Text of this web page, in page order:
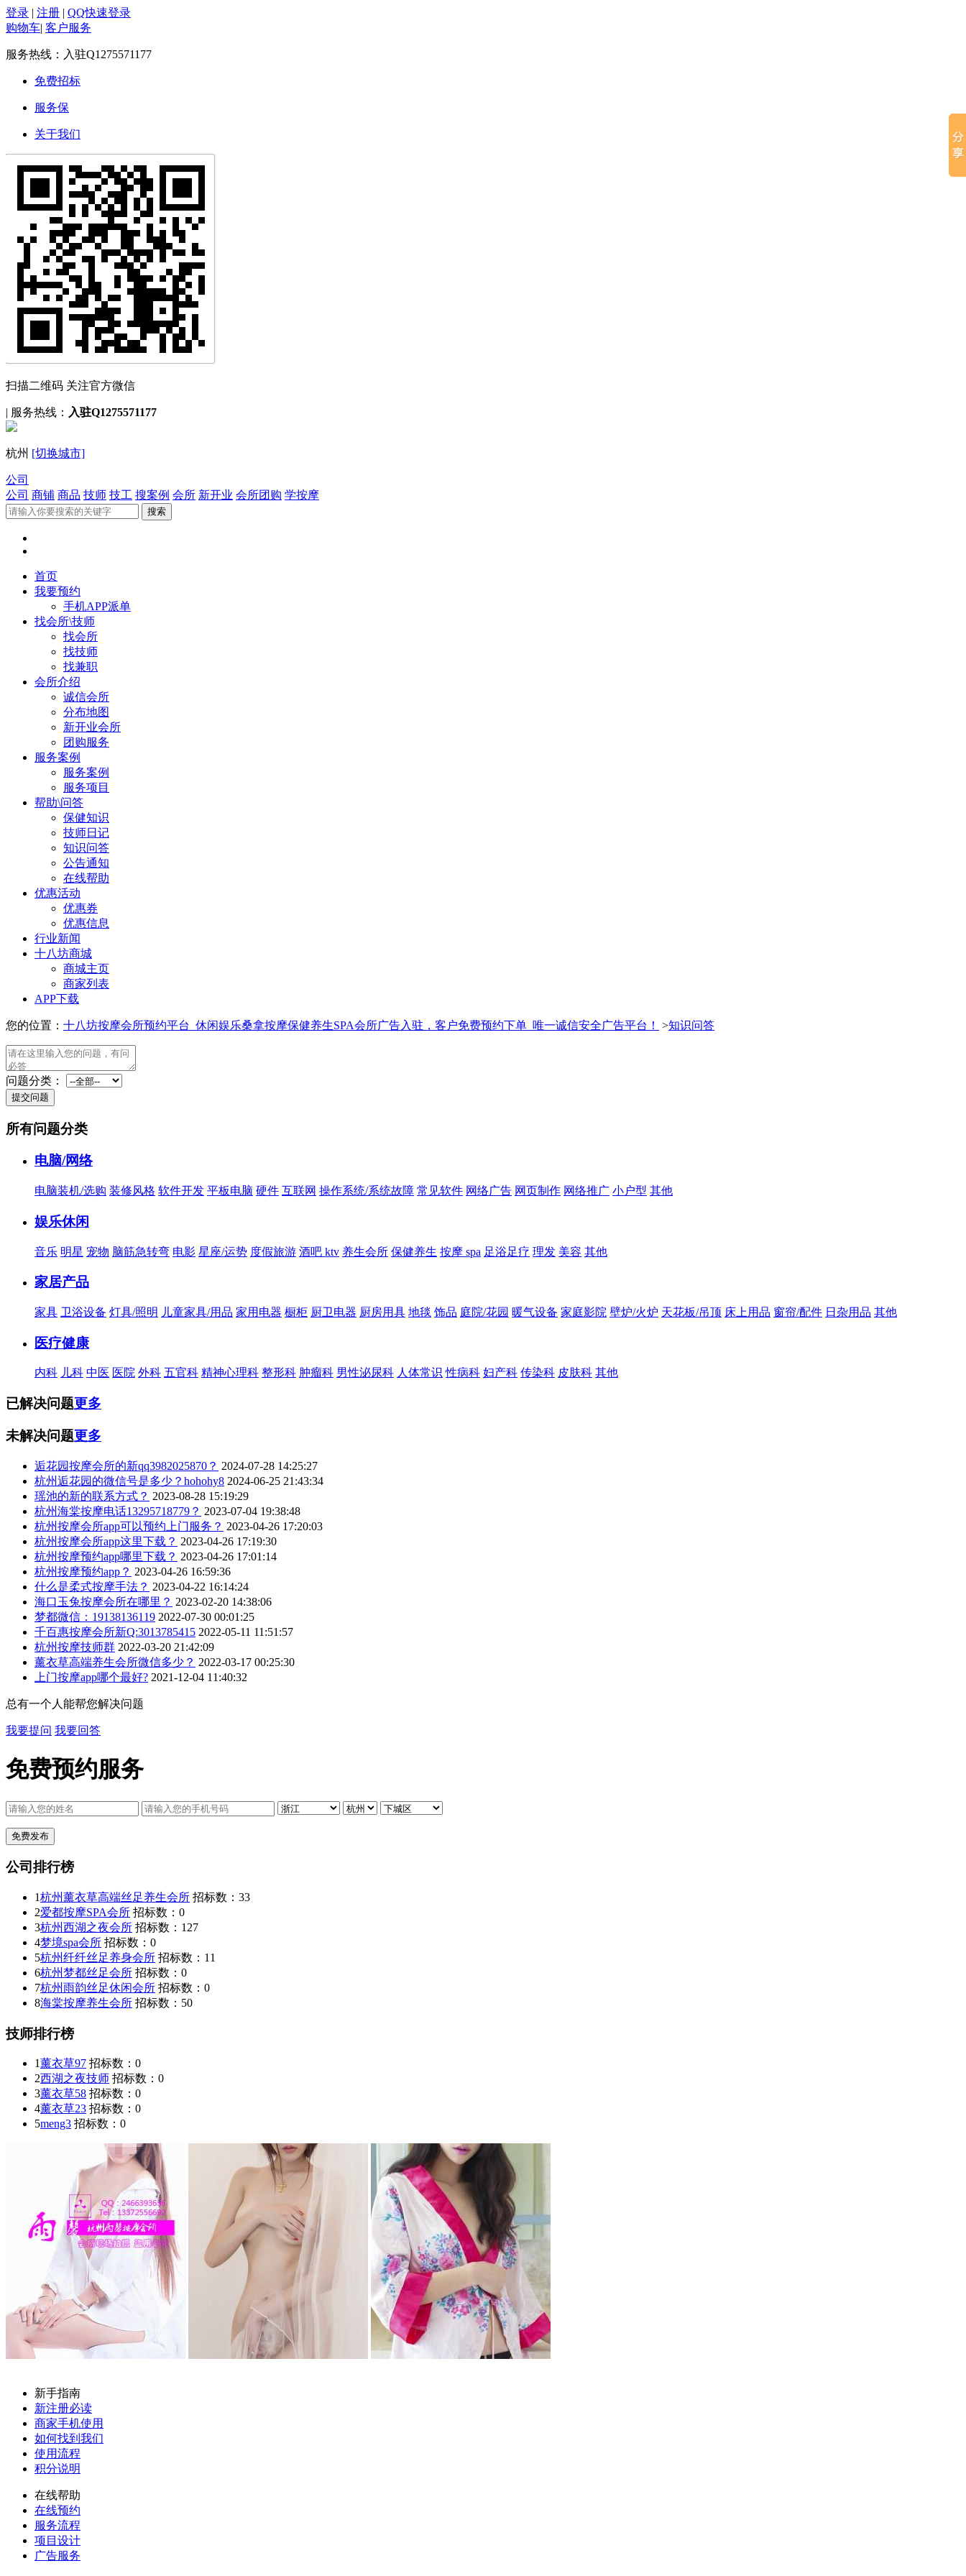
登录 | 注册 | QQ快速登录
购物车| 客户服务
服务热线： 入驻Q1275571177
免费招标
服务保
关于我们
扫描二维码 关注官方微信
| 服务热线： 入驻Q1275571177
杭州 [切换城市]
公司
公司 商铺 商品 技师 技工 搜案例 会所 新开业 会所团购 学按摩
首页
我要预约
手机APP派单
找会所\技师
找会所
找技师
找兼职
会所介绍
诚信会所
分布地图
新开业会所
团购服务
服务案例
服务案例
服务项目
帮助\问答
保健知识
技师日记
知识问答
公告通知
在线帮助
优惠活动
优惠券
优惠信息
行业新闻
十八坊商城
商城主页
商家列表
APP下载
您的位置： 十八坊按摩会所预约平台_休闲娱乐桑拿按摩保健养生SPA会所广告入驻，客户免费预约下单_唯一诚信安全广告平台！ >知识问答
问题分类：
所有问题分类
电脑/网络
电脑装机/选购 装修风格 软件开发 平板电脑 硬件 互联网 操作系统/系统故障 常见软件 网络广告 网页制作 网络推广 小户型 其他
娱乐休闲
音乐 明星 宠物 脑筋急转弯 电影 星座/运势 度假旅游 酒吧 ktv 养生会所 保健养生 按摩 spa 足浴足疗 理发 美容 其他
家居产品
家具 卫浴设备 灯具/照明 儿童家具/用品 家用电器 橱柜 厨卫电器 厨房用具 地毯 饰品 庭院/花园 暖气设备 家庭影院 壁炉/火炉 天花板/吊顶 床上用品 窗帘/配件 日杂用品 其他
医疗健康
内科 儿科 中医 医院 外科 五官科 精神心理科 整形科 肿瘤科 男性泌尿科 人体常识 性病科 妇产科 传染科 皮肤科 其他
已解决问题更多
未解决问题更多
逅花园按摩会所的新qq3982025870？ 2024-07-28 14:25:27
杭州逅花园的微信号是多少？hohohy8 2024-06-25 21:43:34
瑶池的新的联系方式？ 2023-08-28 15:19:29
杭州海棠按摩电话13295718779？ 2023-07-04 19:38:48
杭州按摩会所app可以预约上门服务？ 2023-04-26 17:20:03
杭州按摩会所app这里下载？ 2023-04-26 17:19:30
杭州按摩预约app哪里下载？ 2023-04-26 17:01:14
杭州按摩预约app？ 2023-04-26 16:59:36
什么是柔式按摩手法？ 2023-04-22 16:14:24
海口玉兔按摩会所在哪里？ 2023-02-20 14:38:06
梦都微信：19138136119 2022-07-30 00:01:25
千百惠按摩会所新Q:3013785415 2022-05-11 11:51:57
杭州按摩技师群 2022-03-20 21:42:09
薰衣草高端养生会所微信多少？ 2022-03-17 00:25:30
上门按摩app哪个最好? 2021-12-04 11:40:32
总有一个人能帮您解决问题
我要提问 我要回答
免费预约服务
公司排行榜
1杭州薰衣草高端丝足养生会所 招标数： 33
2爱都按摩SPA会所 招标数： 0
3杭州西湖之夜会所 招标数： 127
4梦境spa会所 招标数： 0
5杭州纤纤丝足养身会所 招标数： 11
6杭州梦都丝足会所 招标数： 0
7杭州雨韵丝足休闲会所 招标数： 0
8海棠按摩养生会所 招标数： 50
技师排行榜
1薰衣草97 招标数： 0
2西湖之夜技师 招标数： 0
3薰衣草58 招标数： 0
4薰衣草23 招标数： 0
5meng3 招标数： 0
新手指南
新注册必读
商家手机使用
如何找到我们
使用流程
积分说明
在线帮助
在线预约
服务流程
项目设计
广告服务